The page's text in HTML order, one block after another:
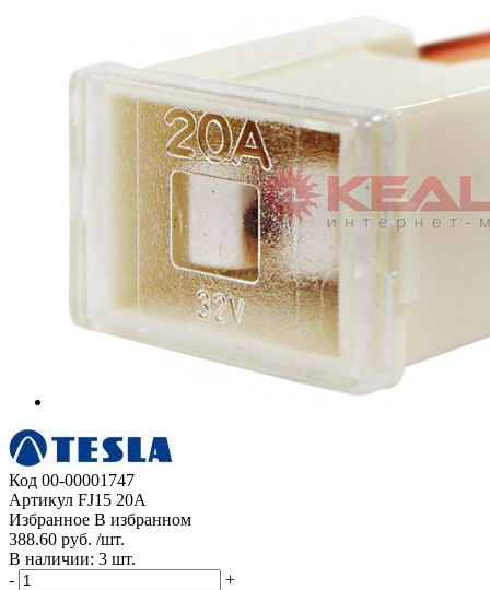
Код 00-00001747
Артикул FJ15 20A
Избранное В избранном
388.60 руб. /шт.
В наличии: 3 шт.
-
+